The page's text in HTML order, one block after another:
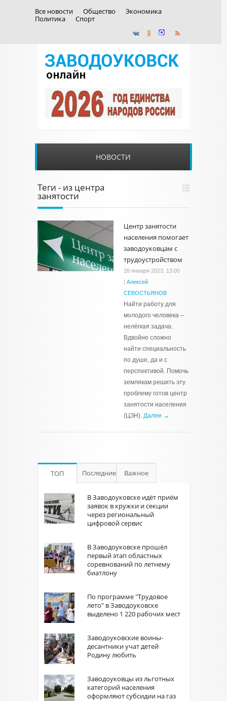
Все новости Общество
Экономика
Политика
Спорт
НОВОСТИ
Теги - из центра
занятости
Центр занятости
населения помогает
заводоуковцам с
трудоустройством
28 января 2023, 13:00
| Алексей
СЕВОСТЬЯНОВ
Найти работу для
молодого человека –
нелёгкая задача.
Вдвойне сложно
найти специальность
по душе, да и с
перспективой. Помочь
землякам решить эту
проблему готов центр
занятости населения
(ЦЗН). Далее →
ТОП Последние Важное
В Заводоуковске идёт приём
заявок в кружки и секции
через региональный
цифровой сервис
В Заводоуковске прошёл
первый этап областных
соревнований по летнему
биатлону
По программе "Трудовое
лето" в Заводоуковске
выделено 1 220 рабочих мест
Заводоуковские воины-
десантники учат детей
Родину любить
Заводоуковцы из льготных
категорий населения
оформляют субсидии на газ